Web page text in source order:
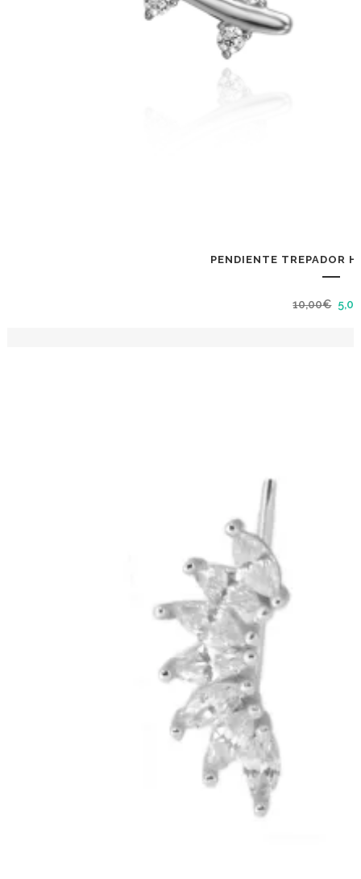
PENDIENTE TREPADOR
10,00€ El
5,00